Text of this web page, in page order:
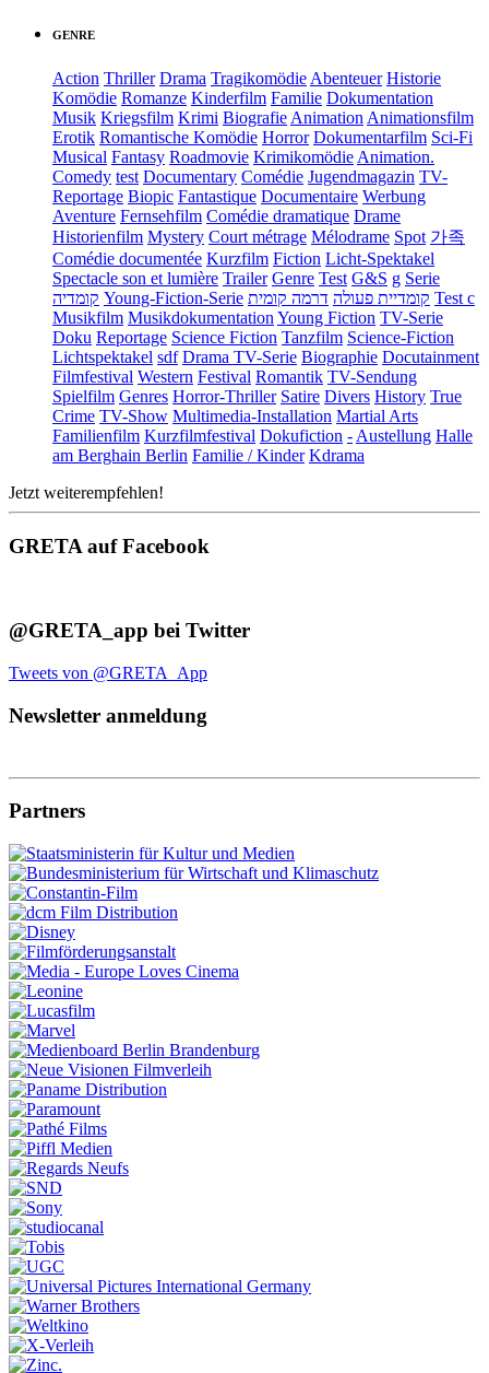
GENRE
Action Thriller Drama Tragikomödie Abenteuer Historie
Komödie Romanze Kinderfilm Familie Dokumentation
Musik Kriegsfilm Krimi Biografie Animation Animationsfilm
Erotik Romantische Komödie Horror Dokumentarfilm Sci-Fi
Musical Fantasy Roadmovie Krimikomödie Animation.
Comedy test Documentary Comédie Jugendmagazin TV-
Reportage Biopic Fantastique Documentaire Werbung
Aventure Fernsehfilm Comédie dramatique Drame
Historienfilm Mystery Court métrage Mélodrame Spot 가족
Comédie documentée Kurzfilm Fiction Licht-Spektakel
Spectacle son et lumière Trailer Genre Test G&S g Serie
קומדיה Young-Fiction-Serie קומדיית פעולה דרמה קומית
Test c
Musikfilm Musikdokumentation Young Fiction TV-Serie
Doku Reportage Science Fiction Tanzfilm Science-Fiction
Lichtspektakel sdf Drama TV-Serie Biographie Docutainment
Filmfestival Western Festival Romantik TV-Sendung
Spielfilm Genres Horror-Thriller Satire Divers History True
Crime TV-Show Multimedia-Installation Martial Arts
Familienfilm Kurzfilmfestival Dokufiction - Austellung Halle
am Berghain Berlin Familie / Kinder Kdrama
Jetzt weiterempfehlen!
GRETA auf Facebook
@GRETA_app bei Twitter
Tweets von @GRETA_App
Newsletter anmeldung
Partners